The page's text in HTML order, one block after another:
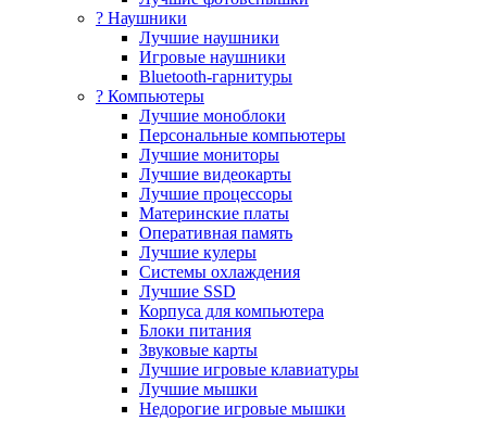
? Наушники
Лучшие наушники
Игровые наушники
Bluetooth-гарнитуры
?️ Компьютеры
Лучшие моноблоки
Персональные компьютеры
Лучшие мониторы
Лучшие видеокарты
Лучшие процессоры
Материнские платы
Оперативная память
Лучшие кулеры
Системы охлаждения
Лучшие SSD
Корпуса для компьютера
Блоки питания
Звуковые карты
Лучшие игровые клавиатуры
Лучшие мышки
Недорогие игровые мышки